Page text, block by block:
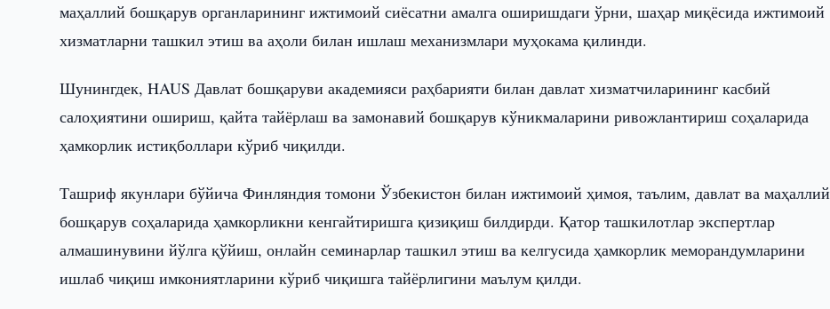
маҳаллий бошқарув органларининг ижтимоий сиёсатни амалга оширишдаги ўрни, шаҳар миқёсида ижтимоий
хизматларни ташкил этиш ва аҳоли билан ишлаш механизмлари муҳокама қилинди.
Шунингдек, HAUS Давлат бошқаруви академияси раҳбарияти билан давлат хизматчиларининг касбий
салоҳиятини ошириш, қайта тайёрлаш ва замонавий бошқарув кўникмаларини ривожлантириш соҳаларида
ҳамкорлик истиқболлари кўриб чиқилди.
Ташриф якунлари бўйича Финляндия томони Ўзбекистон билан ижтимоий ҳимоя, таълим, давлат ва маҳаллий
бошқарув соҳаларида ҳамкорликни кенгайтиришга қизиқиш билдирди. Қатор ташкилотлар экспертлар
алмашинувини йўлга қўйиш, онлайн семинарлар ташкил этиш ва келгусида ҳамкорлик меморандумларини
ишлаб чиқиш имкониятларини кўриб чиқишга тайёрлигини маълум қилди.